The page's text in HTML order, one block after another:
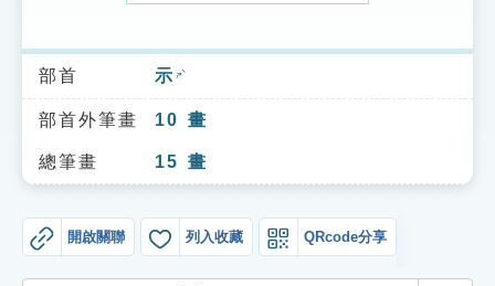
索引選單
知識索引
單字索引
部首 示 ㄕˋ
部首外筆畫 10 畫
總筆畫 15 畫
開啟關聯 列入收藏 QRcode分享